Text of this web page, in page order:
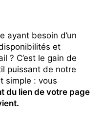
ayant besoin d’un
et
? C’est le gain de
puissant de notre
simple : vous
du lien de votre page